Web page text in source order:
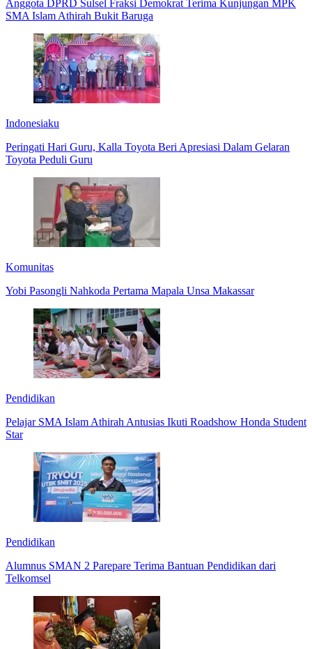
Anggota DPRD Sulsel Fraksi Demokrat Terima Kunjungan MPK
SMA Islam Athirah Bukit Baruga
Indonesiaku
Peringati Hari Guru, Kalla Toyota Beri Apresiasi Dalam Gelaran
Toyota Peduli Guru
Komunitas
Yobi Pasongli Nahkoda Pertama Mapala Unsa Makassar
Pendidikan
Pelajar SMA Islam Athirah Antusias Ikuti Roadshow Honda Student
Star
Pendidikan
Alumnus SMAN 2 Parepare Terima Bantuan Pendidikan dari
Telkomsel